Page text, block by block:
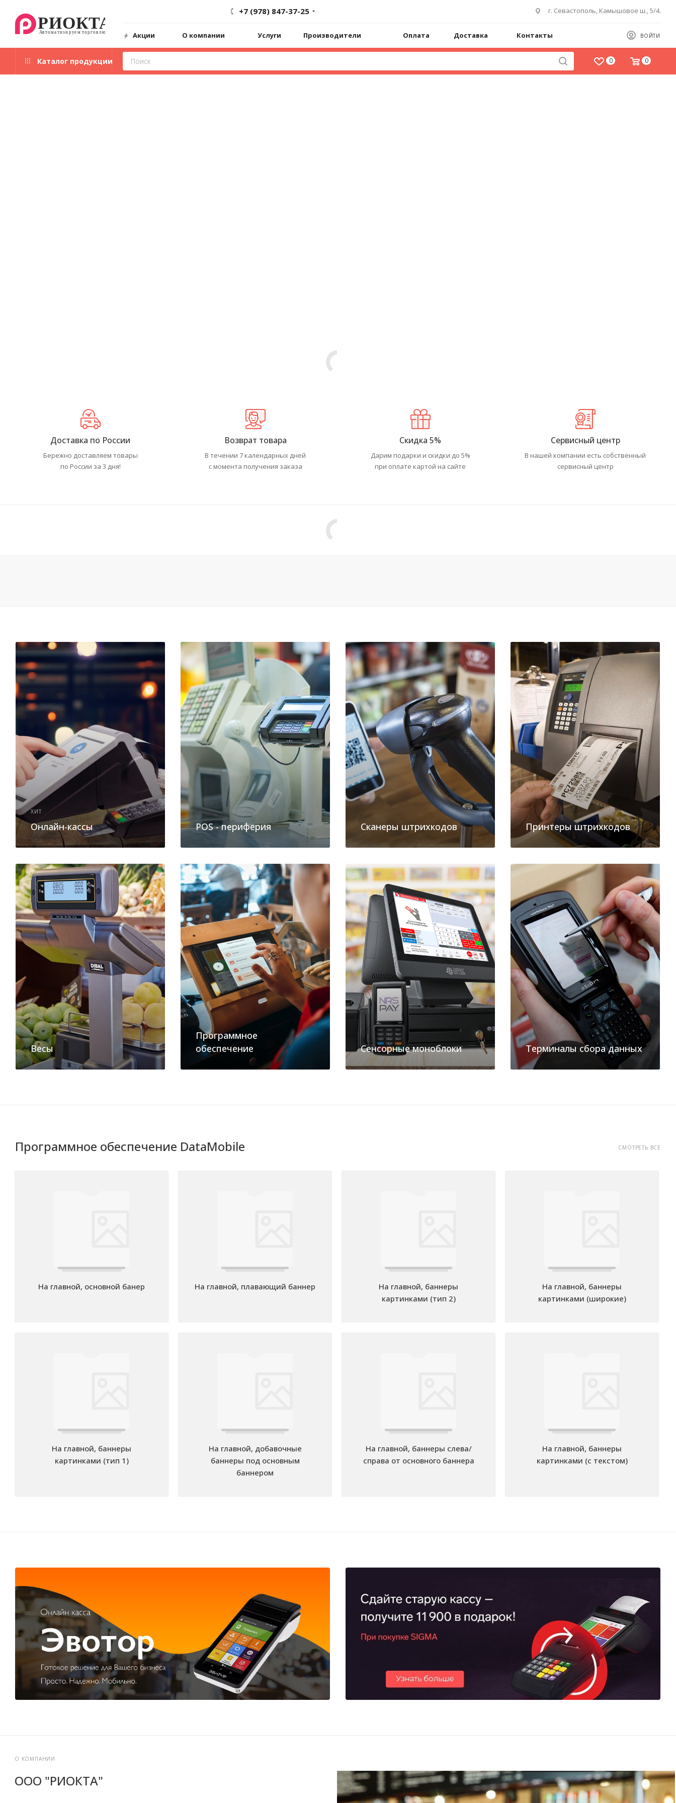
+7 (978) 847-37-25 г. Севастополь, Камышовое ш., 5/4.
ВОЙТИ
Акции О компании Услуги Производители Оплата Доставка Контакты
0 0
Каталог продукции
Доставка по России
Бережно доставляем товары
по России за 3 дня!
Возврат товара
В течении 7 календарных дней
с момента получения заказа
Скидка 5%
Дарим подарки и скидки до 5%
при оплате картой на сайте
Сервисный центр
В нашей компании есть собственный
сервисный центр
ХИТ
Онлайн-кассы POS - периферия Сканеры штрихкодов Принтеры штрихкодов
Весы
Программное
обеспечение
Сенсорные моноблоки Терминалы сбора данных
Программное обеспечение DataMobile СМОТРЕТЬ ВСЕ
На главной, основной банер На главной, плавающий баннер
На главной, баннеры
картинками (тип 2)
На главной, баннеры
картинками (широкие)
На главной, баннеры
картинками (тип 1)
На главной, добавочные
баннеры под основным
баннером
На главной, баннеры слева/
справа от основного баннера
На главной, баннеры
картинками (с текстом)
О КОМПАНИИ
ООО "РИОКТА"